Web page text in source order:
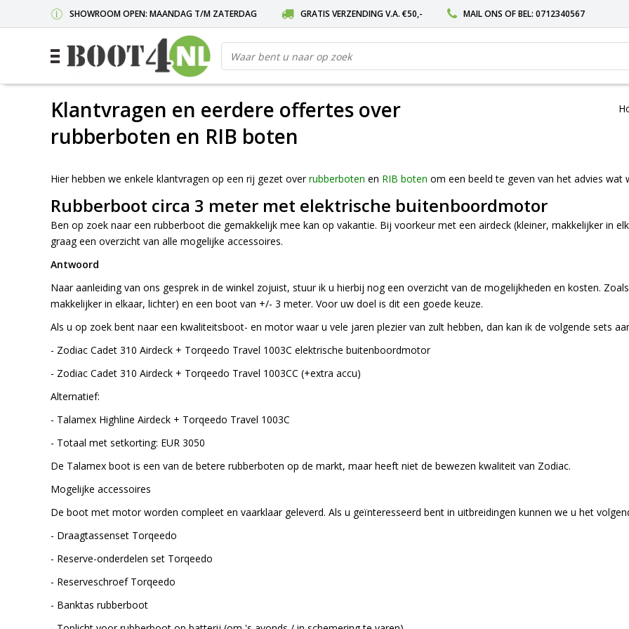
SHOWROOM OPEN: MAANDAG T/M ZATERDAG GRATIS VERZENDING V.A. €50,- MAIL ONS OF BEL: 0712340567
Klantvragen en eerdere offertes over
rubberboten en RIB boten
Hier hebben we enkele klantvragen op een rij gezet overrubberboten en RIB boten om een beeld te geven van het advies wat
Rubberboot circa 3 meter met elektrische buitenboordmotor
Ben op zoek naar een rubberboot die gemakkelijk mee kan op vakantie. Bij voorkeur met een airdeck (kleiner, makkelijker in
graag een overzicht van alle mogelijke accessoires.
Antwoord
Naar aanleiding van ons gesprek in de winkel zojuist, stuur ik u hierbij nog een overzicht van de mogelijkheden en kosten.
makkelijker in elkaar, lichter) en een boot van +/- 3 meter. Voor uw doel is dit een goede keuze.
Als u op zoek bent naar een kwaliteitsboot- en motor waar u vele jaren plezier van zult hebben, dan kan ik de volgende sets
- Zodiac Cadet 310 Airdeck + Torqeedo Travel 1003C elektrische buitenboordmotor
- Zodiac Cadet 310 Airdeck + Torqeedo Travel 1003CC (+extra accu)
Alternatief:
- Talamex Highline Airdeck + Torqeedo Travel 1003C
- Totaal met setkorting: EUR 3050
De Talamex boot is een van de betere rubberboten op de markt, maar heeft niet de bewezen kwaliteit van Zodiac.
Mogelijke accessoires
De boot met motor worden compleet en vaarklaar geleverd. Als u geïnteresseerd bent in uitbreidingen kunnen we u het
- Draagtassenset Torqeedo
- Reserve-onderdelen set Torqeedo
- Reserveschroef Torqeedo
- Banktas rubberboot